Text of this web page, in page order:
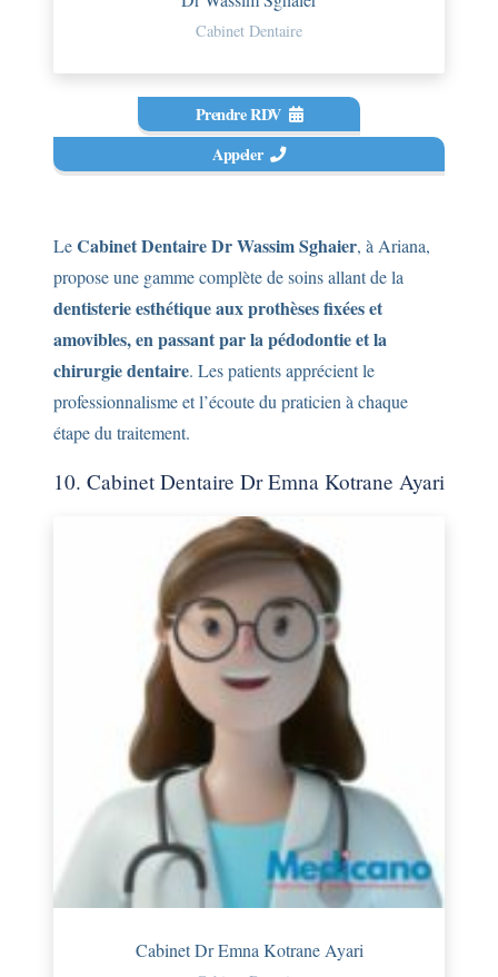
Cabinet Dentaire
Prendre RDV
Appeler
LeCabinet Dentaire Dr Wassim Sghaier, à Ariana,
propose une gamme complète de soins allant de la
dentisterie esthétique aux prothèses fixées et
amovibles, en passant par la pédodontie et la
chirurgie dentaire. Les patients apprécient le
professionnalisme et l’écoute du praticien à chaque
étape du traitement.
10. Cabinet Dentaire Dr Emna Kotrane Ayari
Cabinet Dr Emna Kotrane Ayari